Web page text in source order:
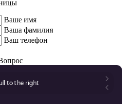
Ваше имя
Ваша фамилия
Ваш телефон